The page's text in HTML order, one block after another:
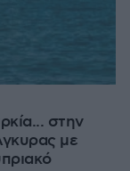
στην
με